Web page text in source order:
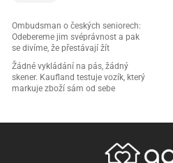
Ombudsman o českých seniorech:
Odebereme jim svéprávnost a pak
se divíme, že přestávají žít
Žádné vykládání na pás, žádný
skener. Kaufland testuje vozík, který
markuje zboží sám od sebe